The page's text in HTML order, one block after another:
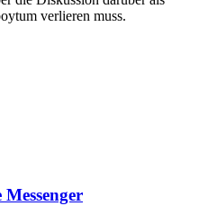
verlieren muss.